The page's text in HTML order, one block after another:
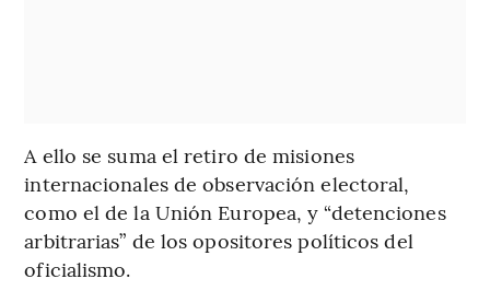
A ello se suma el retiro de misiones
internacionales de observación electoral,
como el de la Unión Europea, y “detenciones
arbitrarias” de los opositores políticos del
oficialismo.